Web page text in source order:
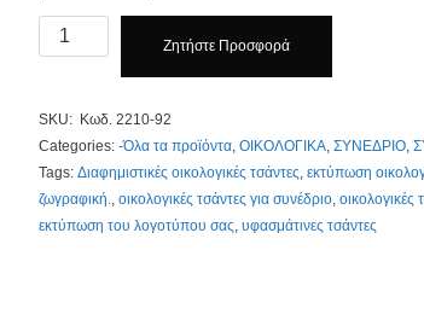
Τσάντες
Οικολογικές,
Ζητήστε Προσφορά
SKU: Κωδ. 2210-92
Categories:-Όλα τα προϊόντα ,ΟΙΚΟΛΟΓΙΚΑ ,ΣΥΝΕΔΡΙΟ ,
Tags:Διαφημιστικές οικολογικές τσάντες ,εκτύπωση
ζωγραφική.
,οικολογικές τσάντες για συνέδριο ,οικολογικές
εκτύπωση του λογοτύπου σας ,υφασμάτινες τσάντες